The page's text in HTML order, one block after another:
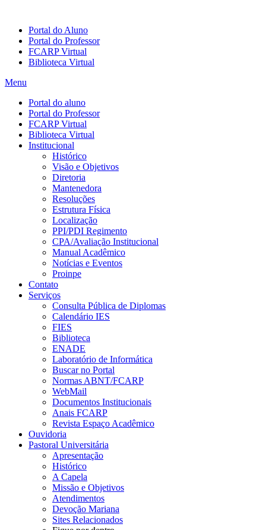
Portal do Aluno
Portal do Professor
FCARP Virtual
Biblioteca Virtual
Menu
Portal do aluno
Portal do Professor
FCARP Virtual
Biblioteca Virtual
Institucional
Histórico
Visão e Objetivos
Diretoria
Mantenedora
Resoluções
Estrutura Física
Localização
PPI/PDI Regimento
CPA/Avaliação Institucional
Manual Acadêmico
Notícias e Eventos
Proinpe
Contato
Serviços
Consulta Pública de Diplomas
Calendário IES
FIES
Biblioteca
ENADE
Laboratório de Informática
Buscar no Portal
Normas ABNT/FCARP
WebMail
Documentos Institucionais
Anais FCARP
Revista Espaço Acadêmico
Ouvidoria
Pastoral Universitária
Apresentação
Histórico
A Capela
Missão e Objetivos
Atendimentos
Devoção Mariana
Sites Relacionados